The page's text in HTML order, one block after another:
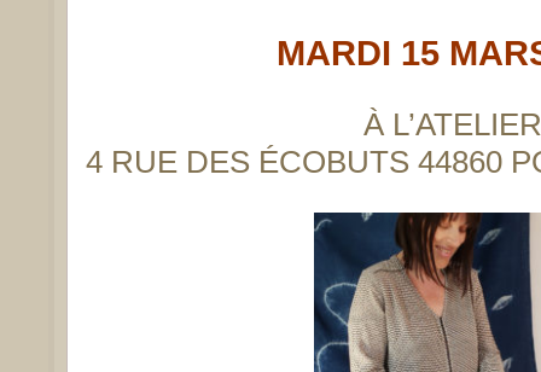
MARDI 15
À
4 RUE DES ÉCOBUTS 44860